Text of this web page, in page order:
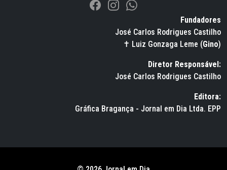
Fundadores
José Carlos Rodrigues Castilho
✝ Luiz Gonzaga Leme (Gino)
Diretor Responsável:
José Carlos Rodrigues Castilho
Editora:
Gráfica Bragança - Jornal em Dia Ltda. EPP